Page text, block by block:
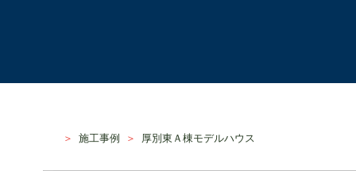
HOME
＞ 施工事例 ＞ 厚別東Ａ棟モデルハウス